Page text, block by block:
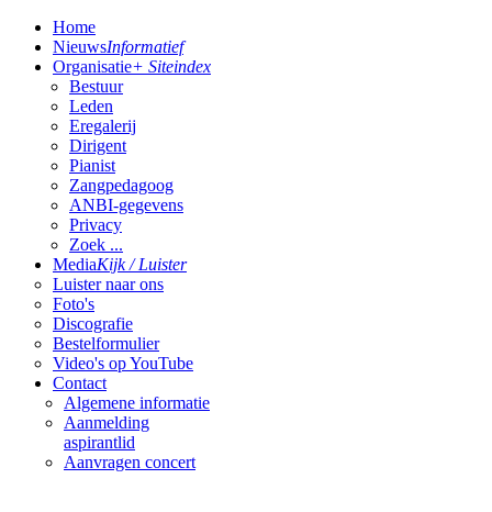
Home
NieuwsInformatief
Organisatie+ Siteindex
Bestuur
Leden
Eregalerij
Dirigent
Pianist
Zangpedagoog
ANBI-gegevens
Privacy
Zoek ...
MediaKijk / Luister
Luister naar ons
Foto's
Discografie
Bestelformulier
Video's op YouTube
Contact
Algemene informatie
Aanmelding
aspirantlid
Aanvragen concert